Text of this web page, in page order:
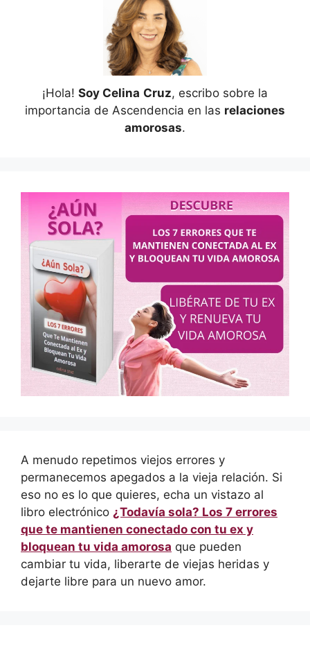
¡Hola! Soy Celina Cruz, escribo sobre la
importancia de Ascendencia en las relaciones
amorosas.
A menudo repetimos viejos errores y
permanecemos apegados a la vieja relación. Si
eso no es lo que quieres, echa un vistazo al
libro electrónico ¿Todavía sola? Los 7 errores
que te mantienen conectado con tu ex y
bloquean tu vida amorosa que pueden
cambiar tu vida, liberarte de viejas heridas y
dejarte libre para un nuevo amor.